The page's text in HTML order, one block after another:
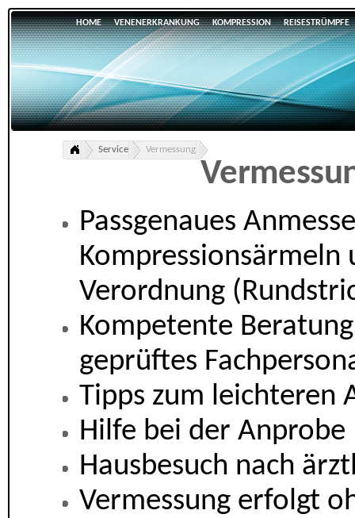
HOME VENENERKRANKUNG KOMPRESSION REISESTRÜMPFE
Service Vermessung
Passgenaues
Verordnung
Kompetente
geprüftes
Tipps zum leichteren
Hilfe bei der Anprobe
Hausbesuch nach
Vermessung erfolgt